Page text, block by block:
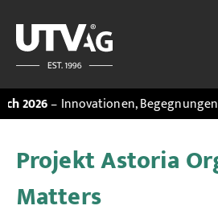
– Innovationen, Begegnungen und
Projekt Astoria
Matters